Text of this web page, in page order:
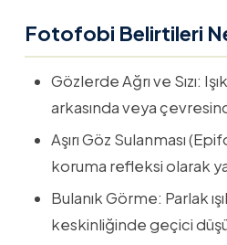
Fotofobi Belirtileri
Gözlerde Ağrı ve Sızı:
arkasında veya
Aşırı Göz Sulanması
koruma refleksi olarak
Bulanık Görme: Parlak
keskinliğinde geçici